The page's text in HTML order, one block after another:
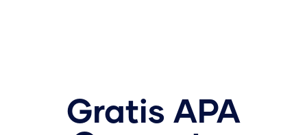
Gratis APA